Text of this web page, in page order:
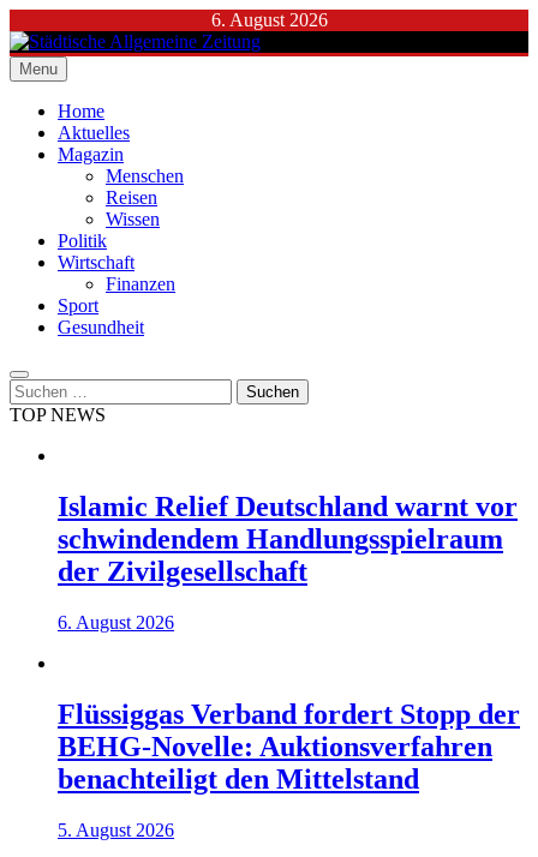
to
content
6. August 2026
Städtische Allgemeine Zeitung
Menu
Home
Aktuelles
Magazin
Menschen
Reisen
Wissen
Politik
Wirtschaft
Finanzen
Sport
Gesundheit
Suchen
nach:
TOP NEWS
Islamic Relief Deutschland warnt vor
schwindendem Handlungsspielraum
der Zivilgesellschaft
6. August 2026
Flüssiggas Verband fordert Stopp der
BEHG-Novelle: Auktionsverfahren
benachteiligt den Mittelstand
5. August 2026